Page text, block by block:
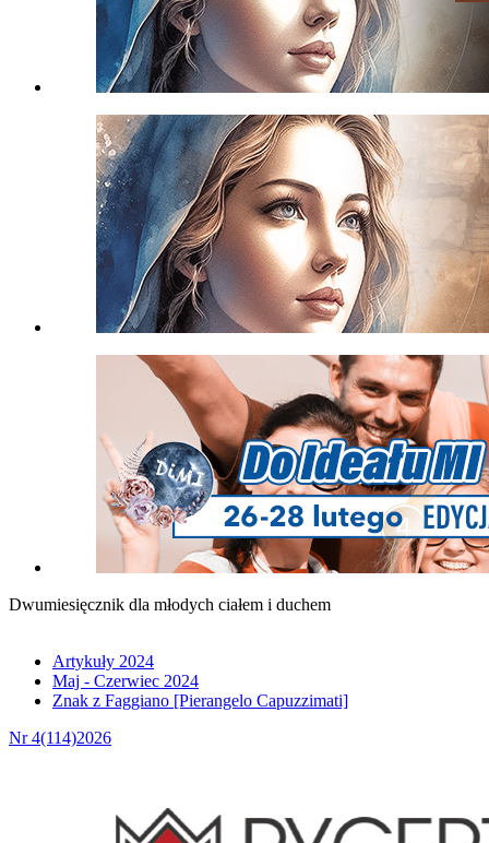
Dwumiesięcznik dla młodych ciałem i duchem
Artykuły 2024
Maj - Czerwiec 2024
Znak z Faggiano [Pierangelo Capuzzimati]
Nr 4(114)2026